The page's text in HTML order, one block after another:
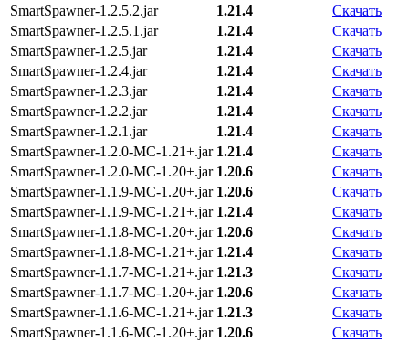
SmartSpawner-1.2.5.2.jar
1.21.4
Скачать
SmartSpawner-1.2.5.1.jar
1.21.4
Скачать
SmartSpawner-1.2.5.jar
1.21.4
Скачать
SmartSpawner-1.2.4.jar
1.21.4
Скачать
SmartSpawner-1.2.3.jar
1.21.4
Скачать
SmartSpawner-1.2.2.jar
1.21.4
Скачать
SmartSpawner-1.2.1.jar
1.21.4
Скачать
SmartSpawner-1.2.0-MC-1.21+.jar 1.21.4
Скачать
SmartSpawner-1.2.0-MC-1.20+.jar 1.20.6
Скачать
SmartSpawner-1.1.9-MC-1.20+.jar 1.20.6
Скачать
SmartSpawner-1.1.9-MC-1.21+.jar 1.21.4
Скачать
SmartSpawner-1.1.8-MC-1.20+.jar 1.20.6
Скачать
SmartSpawner-1.1.8-MC-1.21+.jar 1.21.4
Скачать
SmartSpawner-1.1.7-MC-1.21+.jar 1.21.3
Скачать
SmartSpawner-1.1.7-MC-1.20+.jar 1.20.6
Скачать
SmartSpawner-1.1.6-MC-1.21+.jar 1.21.3
Скачать
SmartSpawner-1.1.6-MC-1.20+.jar 1.20.6 Скачать